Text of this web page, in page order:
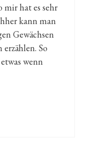
mir hat es sehr
kann man
Gewächsen
So
wenn